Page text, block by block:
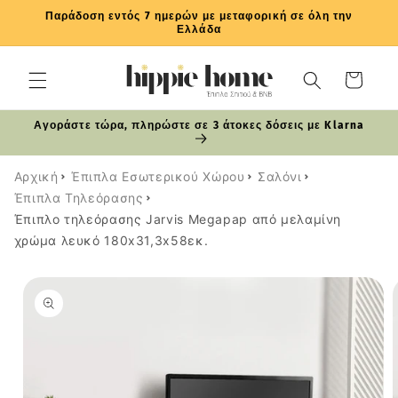
μετάβαση
περιεχόμενο
Παράδοση εντός 7 ημερών με μεταφορική σε όλη την
Ελλάδα
Καλάθι
Αγοράστε τώρα, πληρώστε σε 3 άτοκες δόσεις με Klarna
Αρχική Έπιπλα Εσωτερικού Χώρου
Σαλόνι
Έπιπλα Τηλεόρασης
Έπιπλο τηλεόρασης Jarvis Megapap από μελαμίνη
χρώμα λευκό 180x31,3x58εκ.
στις
πληροφορίες
προϊόντος